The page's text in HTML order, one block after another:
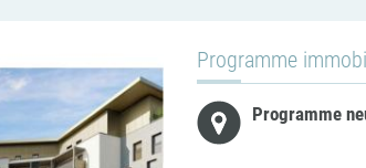
Programme
Programme